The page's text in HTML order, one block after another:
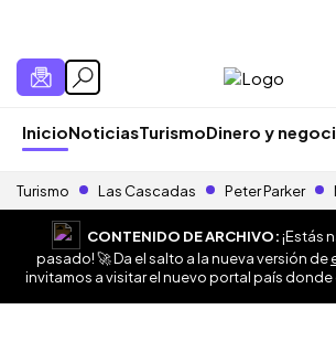
InicioNoticiasTurismoDinero y
Turismo Las Cascadas Peter Parker
CONTENIDO DE ARCHIVO:¡Estás
pasado! 🚀 Da el salto a la nueva versión de
invitamos a visitar el nuevo portal país